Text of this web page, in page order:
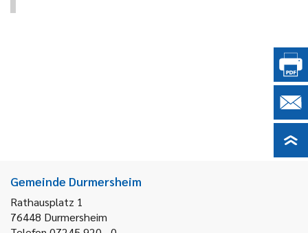
Gemeinde Durmersheim
Rathausplatz 1
76448 Durmersheim